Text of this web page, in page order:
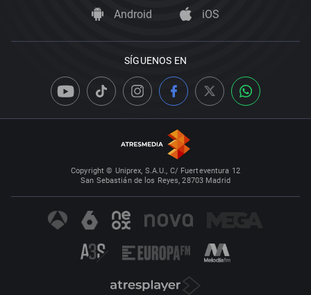
Android iOS
SÍGUENOS EN
Copyright © Uniprex, S.A.U., C/ Fuerteventura 12
San Sebastián de los Reyes, 28703 Madrid